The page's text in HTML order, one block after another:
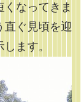
なってきま
直ぐ見頃を迎
ます。